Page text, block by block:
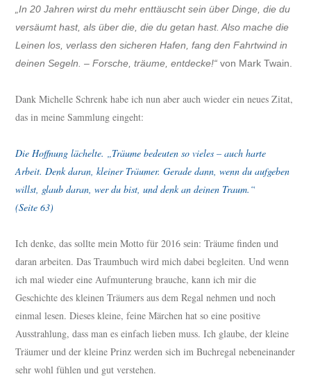
„In 20 Jahren wirst du mehr enttäuscht sein über Dinge, die du
versäumt hast, als über die, die du getan hast. Also mache die
Leinen los, verlass den sicheren Hafen, fang den Fahrtwind in
deinen Segeln. – Forsche, träume, entdecke!“ von Mark Twain.
Dank Michelle Schrenk habe ich nun aber auch wieder ein neues Zitat,
das in meine Sammlung eingeht:
Die Hoffnung lächelte. „Träume bedeuten so vieles – auch harte
Arbeit. Denk daran, kleiner Träumer. Gerade dann, wenn du aufgeben
willst, glaub daran, wer du bist, und denk an deinen Traum.“
(Seite 63)
Ich denke, das sollte mein Motto für 2016 sein: Träume finden und
daran arbeiten. Das Traumbuch wird mich dabei begleiten. Und wenn
ich mal wieder eine Aufmunterung brauche, kann ich mir die
Geschichte des kleinen Träumers aus dem Regal nehmen und noch
einmal lesen. Dieses kleine, feine Märchen hat so eine positive
Ausstrahlung, dass man es einfach lieben muss. Ich glaube, der kleine
Träumer und der kleine Prinz werden sich im Buchregal nebeneinander
sehr wohl fühlen und gut verstehen.